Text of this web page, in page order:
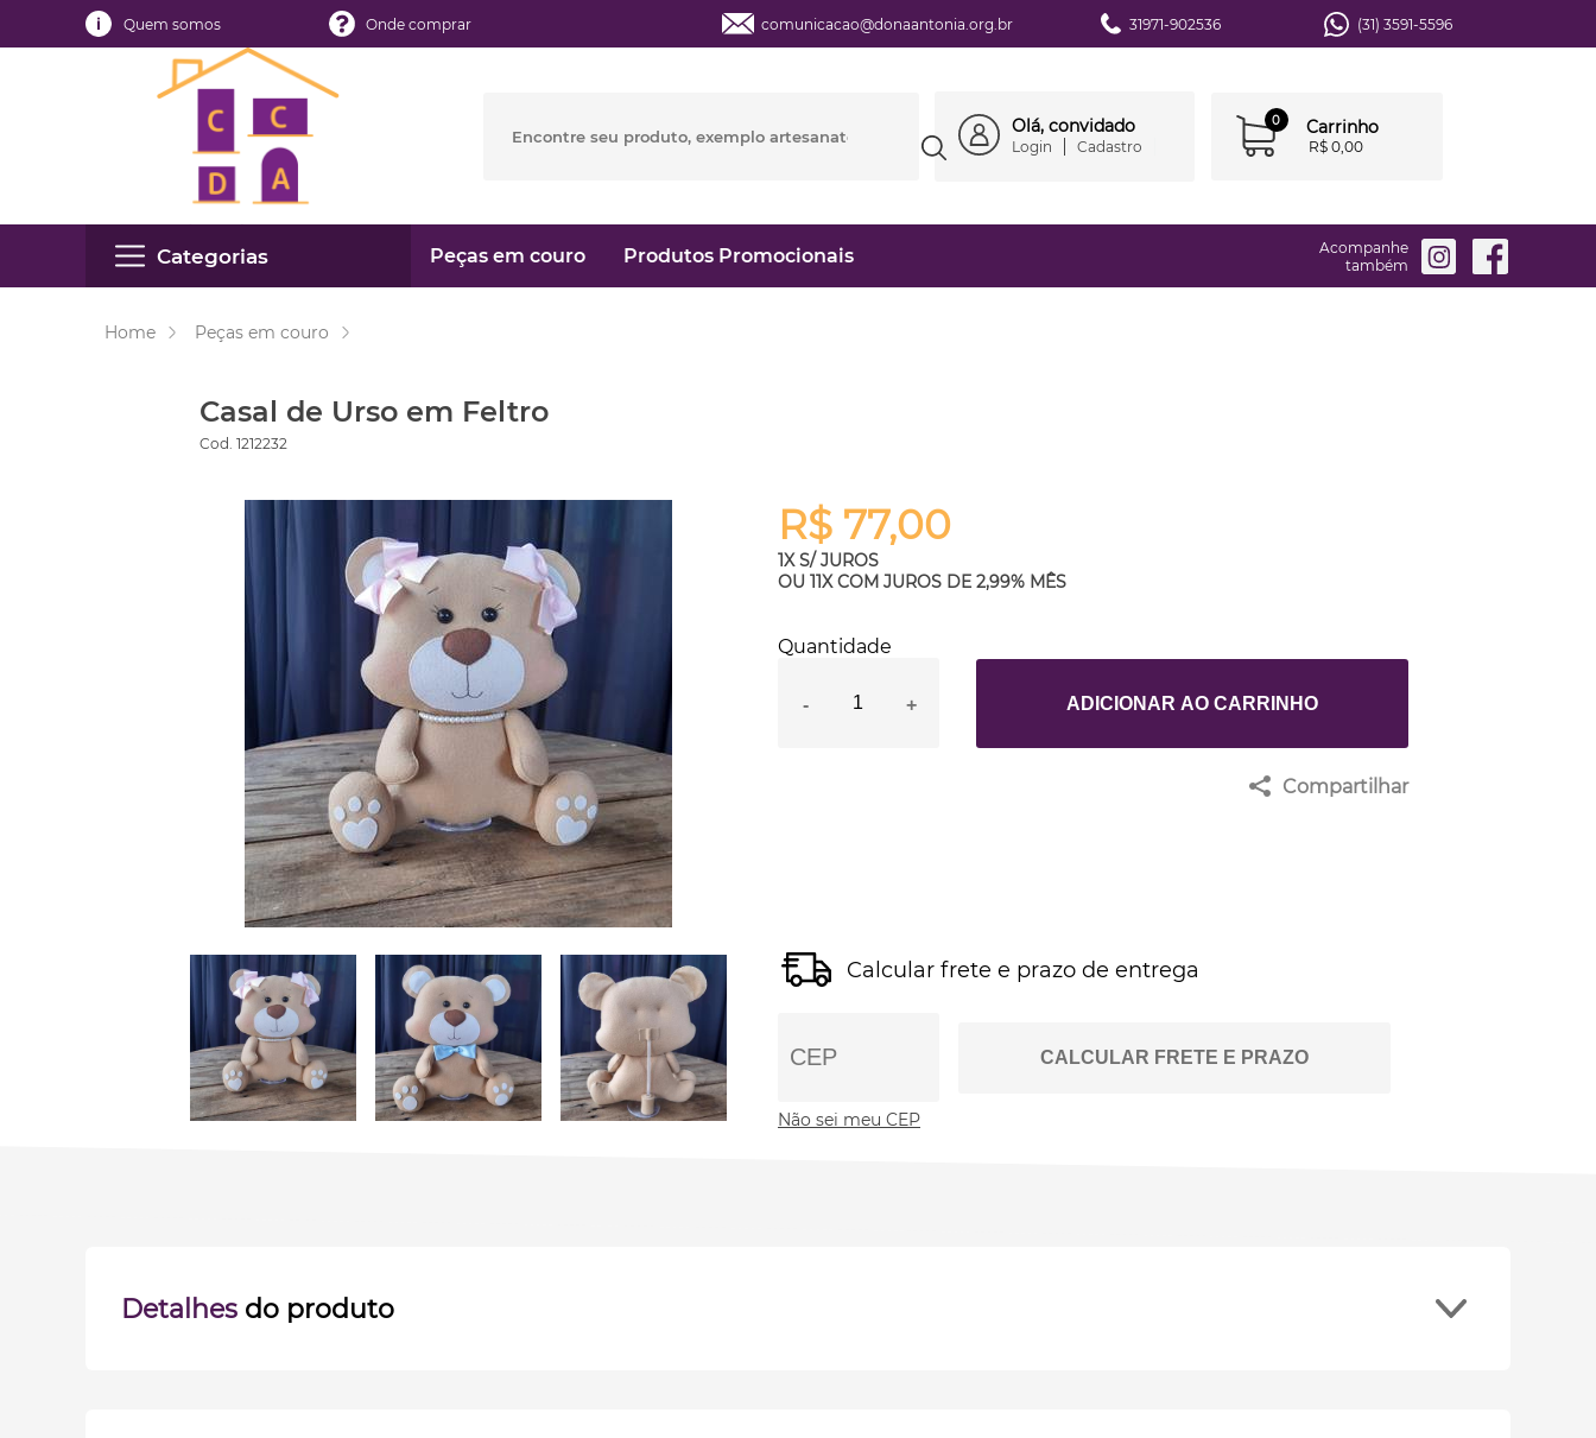
Quem somos Onde comprar comunicacao@donaantonia.org.br 31971-902536 (31) 3591-5596
Olá, convidado
Login Cadastro
0 Carrinho
R$ 0,00
Categorias Peças em couro Produtos Promocionais
Acompanhe
também
Home Peças em couro
Casal de Urso em Feltro
Cod. 1212232
R$ 77,00
1X S/ JUROS
OU 11X COM JUROS DE 2,99% MÊS
Quantidade
- + ADICIONAR AO CARRINHO
Compartilhar
Calcular frete e prazo de entrega
CALCULAR FRETE E PRAZO
Não sei meu CEP
Detalhes do produto